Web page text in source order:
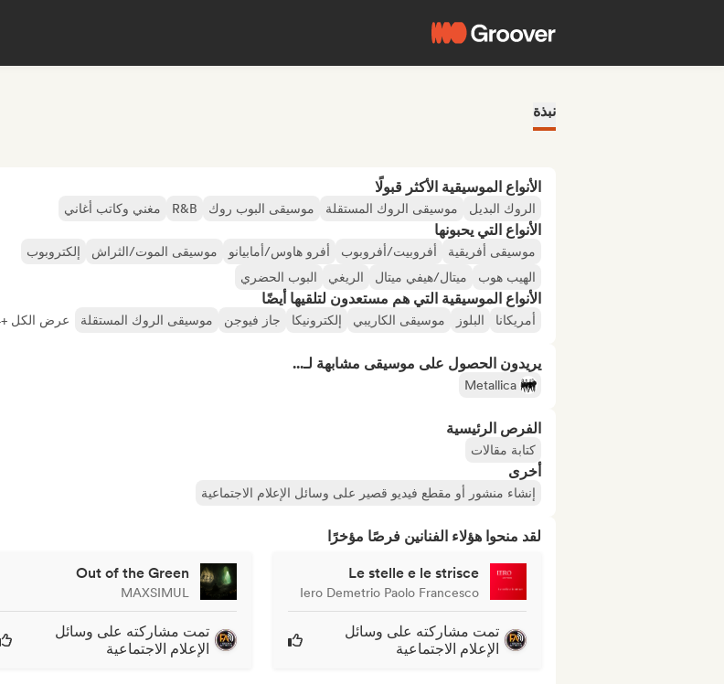
نبذة
الأنواع الموسيقية الأكثر قبولًا
الروك البديل موسيقى الروك المستقلة موسيقى البوب روك R&B مغني وكاتب أغاني
الأنواع التي يحبونها
موسيقى أفريقية أفروبيت/أفروبوب أفرو هاوس/أمابيانو موسيقى الموت/الثراش
إلكتروبوب
الهيب هوب
ميتال/هيفي ميتال الريغي البوب الحضري
الأنواع الموسيقية التي هم مستعدون لتلقيها أيضًا
أمريكانا البلوز موسيقى الكاريبي إلكترونيكا جاز فيوجن موسيقى الروك المستقلة عرض الكل +4
يريدون الحصول على موسيقى مشابهة لـ...
Metallica
الفرص الرئيسية
كتابة مقالات
أخرى
إنشاء منشور أو مقطع فيديو قصير على وسائل الإعلام الاجتماعية
لقد منحوا هؤلاء الفنانين فرصًا مؤخرًا
Le stelle e le strisce
Iero Demetrio Paolo Francesco
تمت مشاركته على وسائل
الإعلام الاجتماعية
Out of the Green
MAXSIMUL
تمت مشاركته على وسائل
الإعلام الاجتماعية